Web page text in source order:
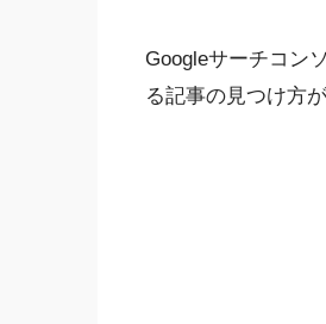
Googleサーチコン
る記事の見つけ方